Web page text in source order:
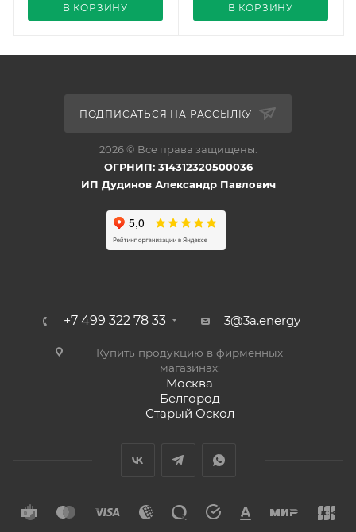
В КОРЗИНУ В КОРЗИНУ
ПОДПИСАТЬСЯ НА РАССЫЛКУ
2026 © Все права защищены.
ОГРНИП: 314312320500036
ИП Дудинов Александр Павлович
+7 499 322 78 33 3@3a.energy
Купить продукцию в фирменных
магазинах:
Москва
Белгород
Старый Оскол